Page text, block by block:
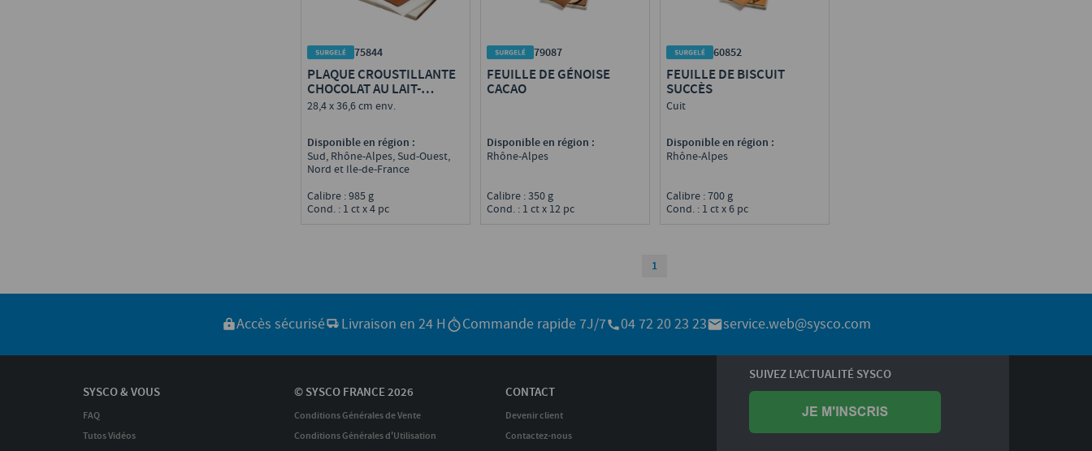
75844
PLAQUE CROUSTILLANTE
CHOCOLAT AU LAIT-
PRALINÉ
28,4 x 36,6 cm env.
Disponible en région :
Sud, Rhône-Alpes, Sud-Ouest,
Nord et Ile-de-France
Calibre : 985 g
Cond. : 1 ct x 4 pc
79087
FEUILLE DE GÉNOISE
CACAO
Disponible en région :
Rhône-Alpes
Calibre : 350 g
Cond. : 1 ct x 12 pc
60852
FEUILLE DE BISCUIT
SUCCÈS
Cuit
Disponible en région :
Rhône-Alpes
Calibre : 700 g
Cond. : 1 ct x 6 pc
1
Accès sécurisé Livraison en 24 H Commande rapide 7J/7 04 72 20 23 23 service.web@sysco.com
SYSCO & VOUS
FAQ
Tutos Vidéos
© SYSCO FRANCE 2026
Conditions Générales de Vente
Conditions Générales d'Utilisation
CONTACT
Devenir client
Contactez-nous
SUIVEZ L'ACTUALITÉ SYSCO